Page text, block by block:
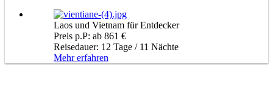
Laos und Vietnam für Entdecker
Preis p.P: ab 861 €
Reisedauer: 12 Tage / 11 Nächte
Mehr erfahren